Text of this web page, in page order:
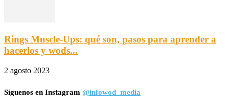
Rings Muscle-Ups: qué son, pasos para aprender a
hacerlos y wods...
2 agosto 2023
Síguenos en Instagram @infowod_media